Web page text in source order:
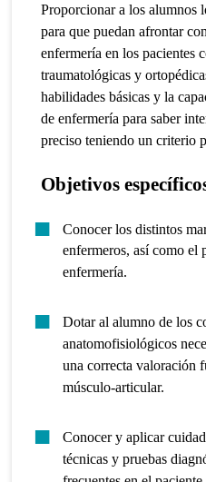
Proporcionar a los alumnos
para que puedan afrontar
enfermería en los pacientes
traumatológicas y
habilidades básicas y la
de enfermería para saber
preciso teniendo un criterio
Objetivos
Conocer los distintos
enfermeros, así como el
enfermería.
Dotar al alumno de los
anatomofisiológicos
una correcta valoración
músculo-articular.
Conocer y aplicar
técnicas y pruebas